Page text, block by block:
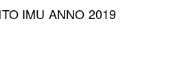
IMU ANNO 2019